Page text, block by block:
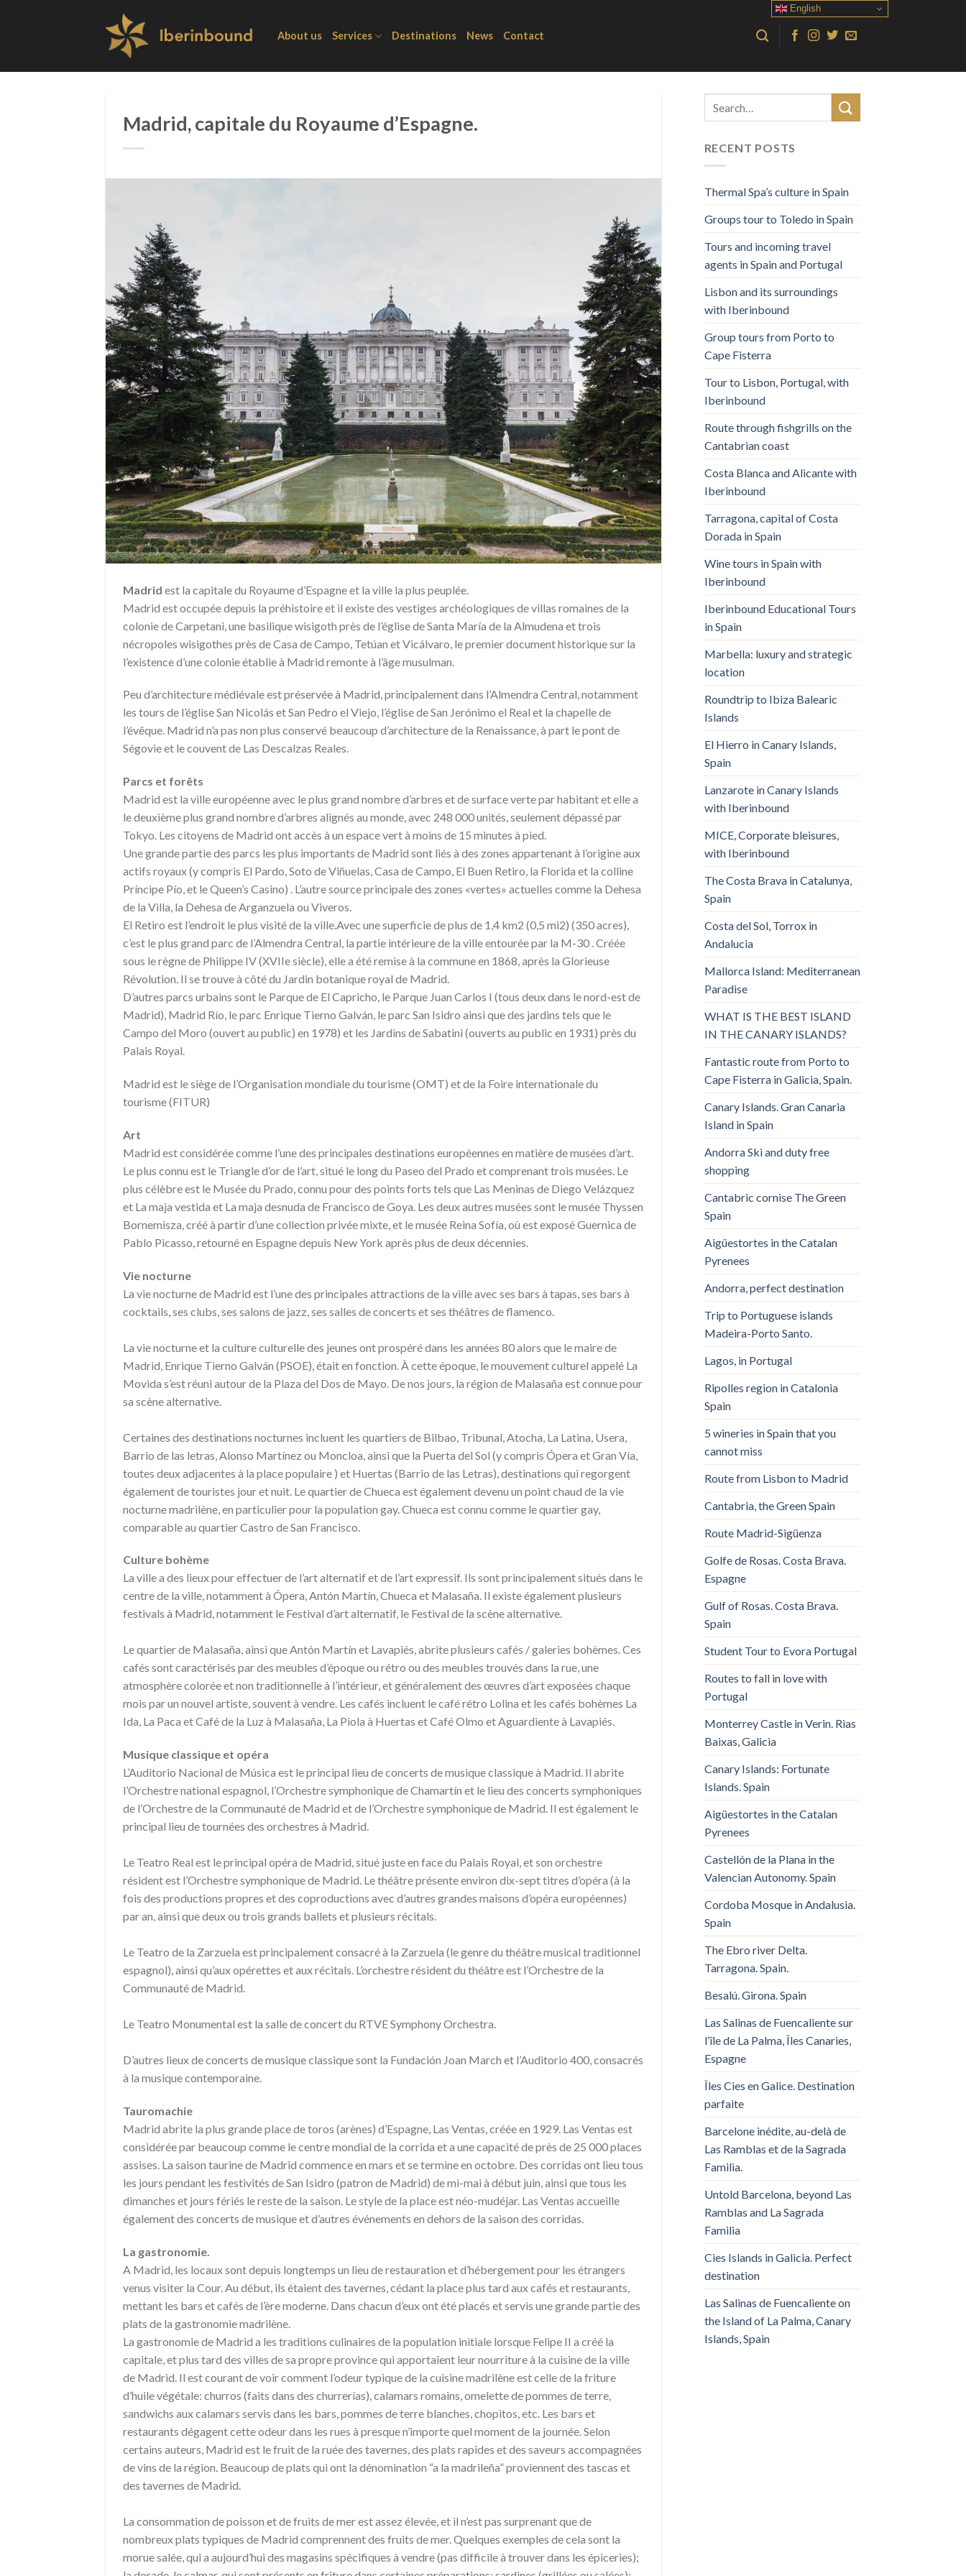
About us Services Destinations News Contact
Madrid, capitale du Royaume d’Espagne.
Madrid est la capitale du Royaume d’Espagne et la ville la plus peuplée.
Madrid est occupée depuis la préhistoire et il existe des vestiges archéologiques de villas romaines de la
colonie de Carpetani, une basilique wisigoth près de l’église de Santa María de la Almudena et trois
nécropoles wisigothes près de Casa de Campo, Tetúan et Vicálvaro, le premier document historique sur la
l’existence d’une colonie établie à Madrid remonte à l’âge musulman.
Peu d’architecture médiévale est préservée à Madrid, principalement dans l’Almendra Central, notamment
les tours de l’église San Nicolás et San Pedro el Viejo, l’église de San Jerónimo el Real et la chapelle de
l’évêque. Madrid n’a pas non plus conservé beaucoup d’architecture de la Renaissance, à part le pont de
Ségovie et le couvent de Las Descalzas Reales.
Parcs et forêts
Madrid est la ville européenne avec le plus grand nombre d’arbres et de surface verte par habitant et elle a
le deuxième plus grand nombre d’arbres alignés au monde, avec 248 000 unités, seulement dépassé par
Tokyo. Les citoyens de Madrid ont accès à un espace vert à moins de 15 minutes à pied.
Une grande partie des parcs les plus importants de Madrid sont liés à des zones appartenant à l’origine aux
actifs royaux (y compris El Pardo, Soto de Viñuelas, Casa de Campo, El Buen Retiro, la Florida et la colline
Príncipe Pío, et le Queen’s Casino) . L’autre source principale des zones «vertes» actuelles comme la Dehesa
de la Villa, la Dehesa de Arganzuela ou Viveros.
El Retiro est l’endroit le plus visité de la ville.Avec une superficie de plus de 1,4 km2 (0,5 mi2) (350 acres),
c’est le plus grand parc de l’Almendra Central, la partie intérieure de la ville entourée par la M-30 . Créée
sous le règne de Philippe IV (XVIIe siècle), elle a été remise à la commune en 1868, après la Glorieuse
Révolution. Il se trouve à côté du Jardin botanique royal de Madrid.
D’autres parcs urbains sont le Parque de El Capricho, le Parque Juan Carlos I (tous deux dans le nord-est de
Madrid), Madrid Río, le parc Enrique Tierno Galván, le parc San Isidro ainsi que des jardins tels que le
Campo del Moro (ouvert au public) en 1978) et les Jardins de Sabatini (ouverts au public en 1931) près du
Palais Royal.
Madrid est le siège de l’Organisation mondiale du tourisme (OMT) et de la Foire internationale du
tourisme (FITUR)
Art
Madrid est considérée comme l’une des principales destinations européennes en matière de musées d’art.
Le plus connu est le Triangle d’or de l’art, situé le long du Paseo del Prado et comprenant trois musées. Le
plus célèbre est le Musée du Prado, connu pour des points forts tels que Las Meninas de Diego Velázquez
et La maja vestida et La maja desnuda de Francisco de Goya. Les deux autres musées sont le musée Thyssen
Bornemisza, créé à partir d’une collection privée mixte, et le musée Reina Sofía, où est exposé Guernica de
Pablo Picasso, retourné en Espagne depuis New York après plus de deux décennies.
Vie nocturne
La vie nocturne de Madrid est l’une des principales attractions de la ville avec ses bars à tapas, ses bars à
cocktails, ses clubs, ses salons de jazz, ses salles de concerts et ses théâtres de flamenco.
La vie nocturne et la culture culturelle des jeunes ont prospéré dans les années 80 alors que le maire de
Madrid, Enrique Tierno Galván (PSOE), était en fonction. À cette époque, le mouvement culturel appelé La
Movida s’est réuni autour de la Plaza del Dos de Mayo. De nos jours, la région de Malasaña est connue pour
sa scène alternative.
Certaines des destinations nocturnes incluent les quartiers de Bilbao, Tribunal, Atocha, La Latina, Usera,
Barrio de las letras, Alonso Martínez ou Moncloa, ainsi que la Puerta del Sol (y compris Ópera et Gran Vía,
toutes deux adjacentes à la place populaire ) et Huertas (Barrio de las Letras), destinations qui regorgent
également de touristes jour et nuit. Le quartier de Chueca est également devenu un point chaud de la vie
nocturne madrilène, en particulier pour la population gay. Chueca est connu comme le quartier gay,
comparable au quartier Castro de San Francisco.
Culture bohème
La ville a des lieux pour effectuer de l’art alternatif et de l’art expressif. Ils sont principalement situés dans le
centre de la ville, notamment à Ópera, Antón Martín, Chueca et Malasaña. Il existe également plusieurs
festivals à Madrid, notamment le Festival d’art alternatif, le Festival de la scène alternative.
Le quartier de Malasaña, ainsi que Antón Martín et Lavapiés, abrite plusieurs cafés / galeries bohèmes. Ces
cafés sont caractérisés par des meubles d’époque ou rétro ou des meubles trouvés dans la rue, une
atmosphère colorée et non traditionnelle à l’intérieur, et généralement des œuvres d’art exposées chaque
mois par un nouvel artiste, souvent à vendre. Les cafés incluent le café rétro Lolina et les cafés bohèmes La
Ida, La Paca et Café de la Luz à Malasaña, La Piola à Huertas et Café Olmo et Aguardiente à Lavapiés.
Musique classique et opéra
L’Auditorio Nacional de Música est le principal lieu de concerts de musique classique à Madrid. Il abrite
l’Orchestre national espagnol, l’Orchestre symphonique de Chamartín et le lieu des concerts symphoniques
de l’Orchestre de la Communauté de Madrid et de l’Orchestre symphonique de Madrid. Il est également le
principal lieu de tournées des orchestres à Madrid.
Le Teatro Real est le principal opéra de Madrid, situé juste en face du Palais Royal, et son orchestre
résident est l’Orchestre symphonique de Madrid. Le théâtre présente environ dix-sept titres d’opéra (à la
fois des productions propres et des coproductions avec d’autres grandes maisons d’opéra européennes)
par an, ainsi que deux ou trois grands ballets et plusieurs récitals.
Le Teatro de la Zarzuela est principalement consacré à la Zarzuela (le genre du théâtre musical traditionnel
espagnol), ainsi qu’aux opérettes et aux récitals. L’orchestre résident du théâtre est l’Orchestre de la
Communauté de Madrid.
Le Teatro Monumental est la salle de concert du RTVE Symphony Orchestra.
D’autres lieux de concerts de musique classique sont la Fundación Joan March et l’Auditorio 400, consacrés
à la musique contemporaine.
Tauromachie
Madrid abrite la plus grande place de toros (arènes) d’Espagne, Las Ventas, créée en 1929. Las Ventas est
considérée par beaucoup comme le centre mondial de la corrida et a une capacité de près de 25 000 places
assises. La saison taurine de Madrid commence en mars et se termine en octobre. Des corridas ont lieu tous
les jours pendant les festivités de San Isidro (patron de Madrid) de mi-mai à début juin, ainsi que tous les
dimanches et jours fériés le reste de la saison. Le style de la place est néo-mudéjar. Las Ventas accueille
également des concerts de musique et d’autres événements en dehors de la saison des corridas.
La gastronomie.
A Madrid, les locaux sont depuis longtemps un lieu de restauration et d’hébergement pour les étrangers
venus visiter la Cour. Au début, ils étaient des tavernes, cédant la place plus tard aux cafés et restaurants,
mettant les bars et cafés de l’ère moderne. Dans chacun d’eux ont été placés et servis une grande partie des
plats de la gastronomie madrilène.
La gastronomie de Madrid a les traditions culinaires de la population initiale lorsque Felipe II a créé la
capitale, et plus tard des villes de sa propre province qui apportaient leur nourriture à la cuisine de la ville
de Madrid. Il est courant de voir comment l’odeur typique de la cuisine madrilène est celle de la friture
d’huile végétale: churros (faits dans des churrerías), calamars romains, omelette de pommes de terre,
sandwichs aux calamars servis dans les bars, pommes de terre blanches, chopitos, etc. Les bars et
restaurants dégagent cette odeur dans les rues à presque n’importe quel moment de la journée. Selon
certains auteurs, Madrid est le fruit de la ruée des tavernes, des plats rapides et des saveurs accompagnées
de vins de la région. Beaucoup de plats qui ont la dénomination “a la madrileña” proviennent des tascas et
des tavernes de Madrid.
La consommation de poisson et de fruits de mer est assez élevée, et il n’est pas surprenant que de
nombreux plats typiques de Madrid comprennent des fruits de mer. Quelques exemples de cela sont la
morue salée, qui a aujourd’hui des magasins spécifiques à vendre (pas difficile à trouver dans les épiceries);
RECENT POSTS
Thermal Spa’s culture in Spain
Groups tour to Toledo in Spain
Tours and incoming travel
agents in Spain and Portugal
Lisbon and its surroundings
with Iberinbound
Group tours from Porto to
Cape Fisterra
Tour to Lisbon, Portugal, with
Iberinbound
Route through fishgrills on the
Cantabrian coast
Costa Blanca and Alicante with
Iberinbound
Tarragona, capital of Costa
Dorada in Spain
Wine tours in Spain with
Iberinbound
Iberinbound Educational Tours
in Spain
Marbella: luxury and strategic
location
Roundtrip to Ibiza Balearic
Islands
El Hierro in Canary Islands,
Spain
Lanzarote in Canary Islands
with Iberinbound
MICE, Corporate bleisures,
with Iberinbound
The Costa Brava in Catalunya,
Spain
Costa del Sol, Torrox in
Andalucia
Mallorca Island: Mediterranean
Paradise
WHAT IS THE BEST ISLAND
IN THE CANARY ISLANDS?
Fantastic route from Porto to
Cape Fisterra in Galicia, Spain.
Canary Islands. Gran Canaria
Island in Spain
Andorra Ski and duty free
shopping
Cantabric cornise The Green
Spain
Aigüestortes in the Catalan
Pyrenees
Andorra, perfect destination
Trip to Portuguese islands
Madeira-Porto Santo.
Lagos, in Portugal
Ripolles region in Catalonia
Spain
5 wineries in Spain that you
cannot miss
Route from Lisbon to Madrid
Cantabria, the Green Spain
Route Madrid-Sigüenza
Golfe de Rosas. Costa Brava.
Espagne
Gulf of Rosas. Costa Brava.
Spain
Student Tour to Evora Portugal
Routes to fall in love with
Portugal
Monterrey Castle in Verin. Rias
Baixas, Galicia
Canary Islands: Fortunate
Islands. Spain
Aigüestortes in the Catalan
Pyrenees
Castellón de la Plana in the
Valencian Autonomy. Spain
Cordoba Mosque in Andalusia.
Spain
The Ebro river Delta.
Tarragona. Spain.
Besalú. Girona. Spain
Las Salinas de Fuencaliente sur
l’île de La Palma, Îles Canaries,
Espagne
Îles Cies en Galice. Destination
parfaite
Barcelone inédite, au-delà de
Las Ramblas et de la Sagrada
Familia.
Untold Barcelona, ​​beyond Las
Ramblas and La Sagrada
Familia
Cies Islands in Galicia. Perfect
destination
Las Salinas de Fuencaliente on
the Island of La Palma, Canary
Islands, Spain
English